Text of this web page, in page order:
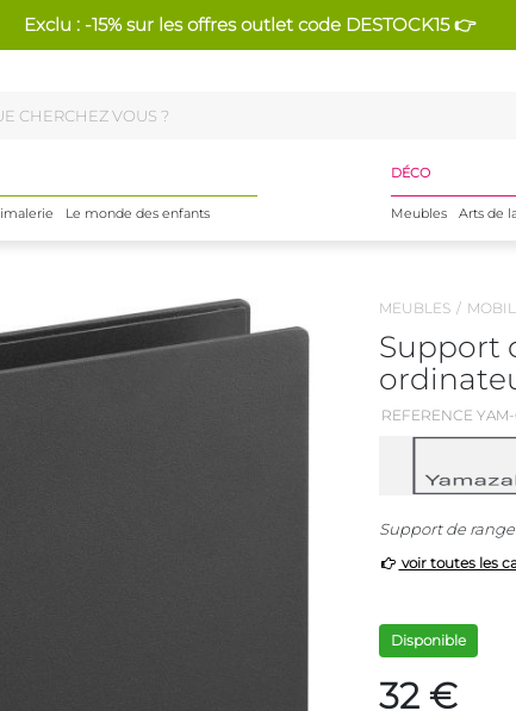
Exclu : -15% sur les offres outlet code DESTOCK15 👉
Le monde des enfants
DÉCO
Meubles Arts de
MEUBLES
Support
REFERENCE
Support de
voir toutes les
Disponible
32 €